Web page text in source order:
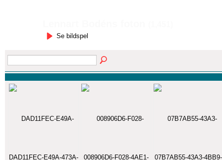
Se bildspel
DAD11FEC-E49A-473A-
008906D6-F028-4AE1-
07B7AB55-43A3-4BB9-